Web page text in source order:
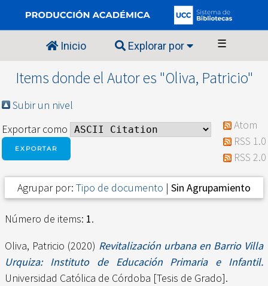
Inicio Explorar por ☰
Items donde el Autor es "Oliva, Patricio"
Subir un nivel
Exportar como
Atom
RSS 1.0
RSS 2.0
Agrupar por: Tipo de documento | Sin Agrupamiento
Número de items: 1.
Oliva, Patricio (2020) Revitalización urbana en Barrio Villa
Urquiza: Instituto de Educación Primaria e Infantil.
Universidad Católica de Córdoba [Tesis de Grado].